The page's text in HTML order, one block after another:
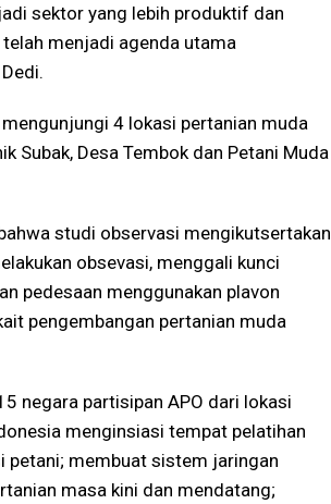
sektor yang lebih produktif dan
menjadi agenda utama
4 lokasi pertanian muda
Subak, Desa Tembok dan Petani Muda
studi observasi mengikutsertakan
obsevasi, menggali kunci
pedesaan menggunakan plavon
pengembangan pertanian muda
negara partisipan APO dari lokasi
menginsiasi tempat pelatihan
petani; membuat sistem jaringan
masa kini dan mendatang;